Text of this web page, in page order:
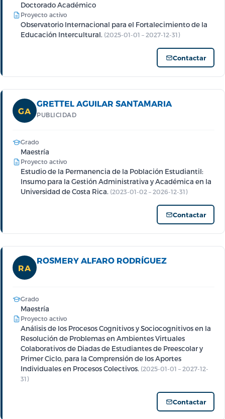
Doctorado Académico
Proyecto activo
Observatorio Internacional para el Fortalecimiento de la
Educación Intercultural. (2025-01-01 – 2027-12-31)
Contactar
GA
GRETTEL AGUILAR SANTAMARIA
PUBLICIDAD
Grado
Maestría
Proyecto activo
Estudio de la Permanencia de la Población Estudiantil:
Insumo para la Gestión Administrativa y Académica en la
Universidad de Costa Rica. (2023-01-02 – 2026-12-31)
Contactar
RA
ROSMERY ALFARO RODRÍGUEZ
Grado
Maestría
Proyecto activo
Análisis de los Procesos Cognitivos y Sociocognitivos en la
Resolución de Problemas en Ambientes Virtuales
Colaborativos de Diadas de Estudiantes de Preescolar y
Primer Ciclo, para la Comprensión de los Aportes
Individuales en Procesos Colectivos. (2025-01-01 – 2027-12-
31)
Contactar